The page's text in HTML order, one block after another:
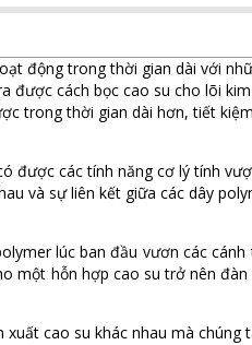
động trong thời gian dài với
cách bọc cao su cho lõi
trong thời gian dài hơn, tiết
các tính năng cơ lý tính
và sự liên kết giữa các dây
lúc ban đầu vươn các
một hỗn hợp cao su trở nên
cao su khác nhau mà